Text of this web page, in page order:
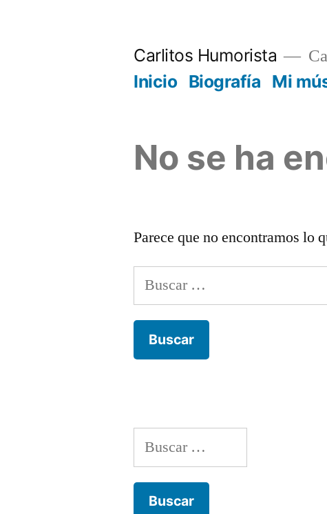
Carlitos Humorista
Inicio Biografía Mi
No se ha
Parece que no encontramos lo
Buscar:
Buscar: